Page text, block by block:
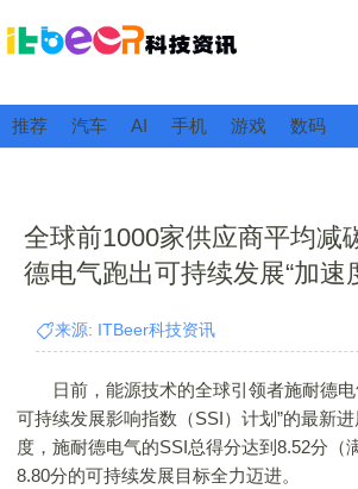
推荐 汽车 AI 手机 游戏 数码
全球前1000家供应商平均减
德电气跑出可持续发展“加速
来源: ITBeer科技资讯
日前，能源技术的全球引领者施耐德电
可持续发展影响指数（SSI）计划”的最新
度，施耐德电气的SSI总得分达到8.52分（
8.80分的可持续发展目标全力迈进。